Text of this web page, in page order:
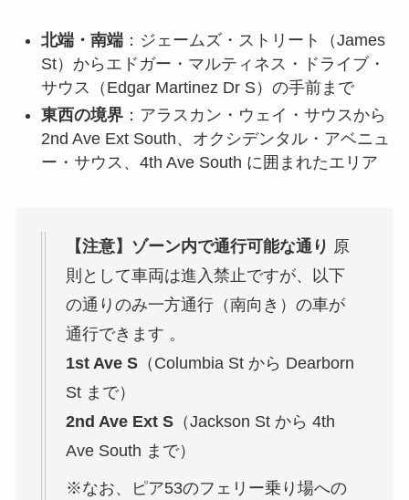
北端・南端：ジェームズ・ストリート（James
St）からエドガー・マルティネス・ドライブ・
サウス（Edgar Martinez Dr S）の手前まで
東西の境界：アラスカン・ウェイ・サウスから
2nd Ave Ext South、オクシデンタル・アベニュ
ー・サウス、4th Ave South に囲まれたエリア
【注意】ゾーン内で通行可能な通り 原
則として車両は進入禁止ですが、以下
の通りのみ一方通行（南向き）の車が
通行できます 。
1st Ave S（Columbia St から Dearborn
St まで）
2nd Ave Ext S（Jackson St から 4th
Ave South まで）
※なお、ピア53のフェリー乗り場への